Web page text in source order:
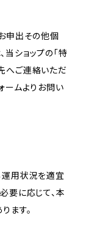
申出その他個
ショップの「特
へご連絡いただ
ームよりお問い
運用状況を適宜
要に応じて、本
ます。